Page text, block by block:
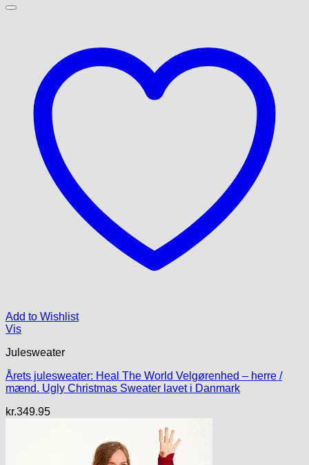
Add to Wishlist
Vis
Julesweater
Årets julesweater: Heal The World Velgørenhed – herre /
mænd. Ugly Christmas Sweater lavet i Danmark
kr.349.95